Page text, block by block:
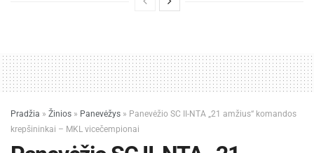
Pradžia » Žinios » Panevėžys » Panevėžio SC II-NTA „21 amžius“ komandos
krepšininkai – MKL vicečempionai